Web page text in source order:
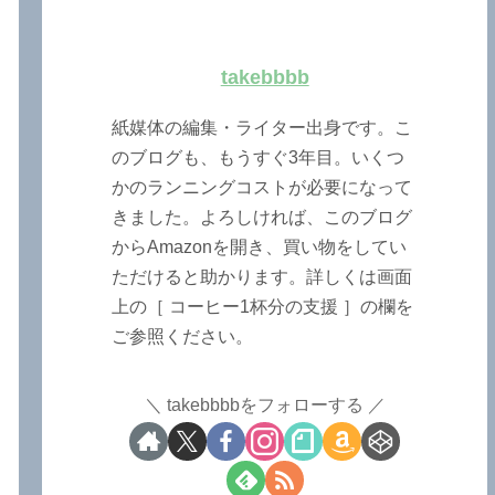
takebbbb
紙媒体の編集・ライター出身です。こ
のブログも、もうすぐ3年目。いくつ
かのランニングコストが必要になって
きました。よろしければ、このブログ
からAmazonを開き、買い物をしてい
ただけると助かります。詳しくは画面
上の［ コーヒー1杯分の支援 ］の欄を
ご参照ください。
takebbbbをフォローする